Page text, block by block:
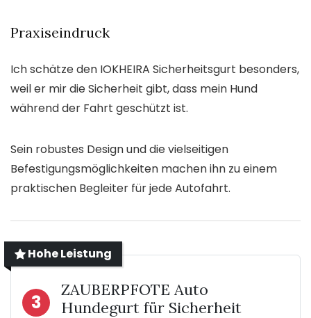
Praxiseindruck
Ich schätze den IOKHEIRA Sicherheitsgurt besonders,
weil er mir die Sicherheit gibt, dass mein Hund
während der Fahrt geschützt ist.
Sein robustes Design und die vielseitigen
Befestigungsmöglichkeiten machen ihn zu einem
praktischen Begleiter für jede Autofahrt.
Hohe Leistung
3
ZAUBERPFOTE Auto
Hundegurt für Sicherheit